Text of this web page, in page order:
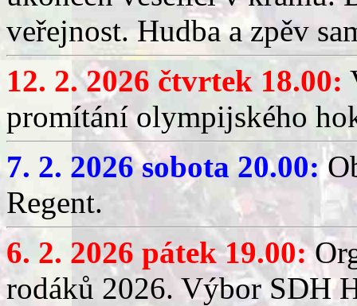
veřejnost. Hudba a zpěv
12. 2. 2026 čtvrtek 18.00:
promítání olympijského
7. 2. 2026 sobota 20.00:
Regent.
6. 2. 2026 pátek 19.00:
rodáků 2026. Výbor SDH